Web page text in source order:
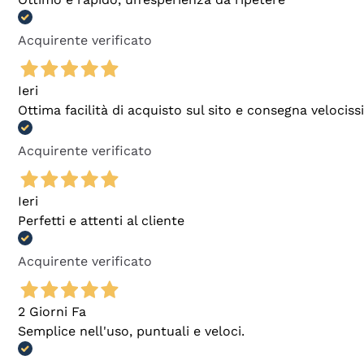
Acquirente verificato
Ieri
Ottima facilità di acquisto sul sito e consegna
Acquirente verificato
Ieri
Perfetti e attenti al cliente
Acquirente verificato
2 Giorni Fa
Semplice nell'uso, puntuali e veloci.